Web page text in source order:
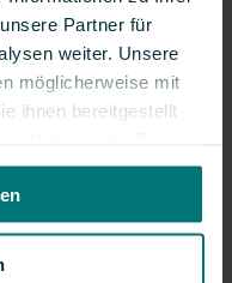
Partner für
weiter. Unsere
möglicherweise mit
ihnen bereitgestellt